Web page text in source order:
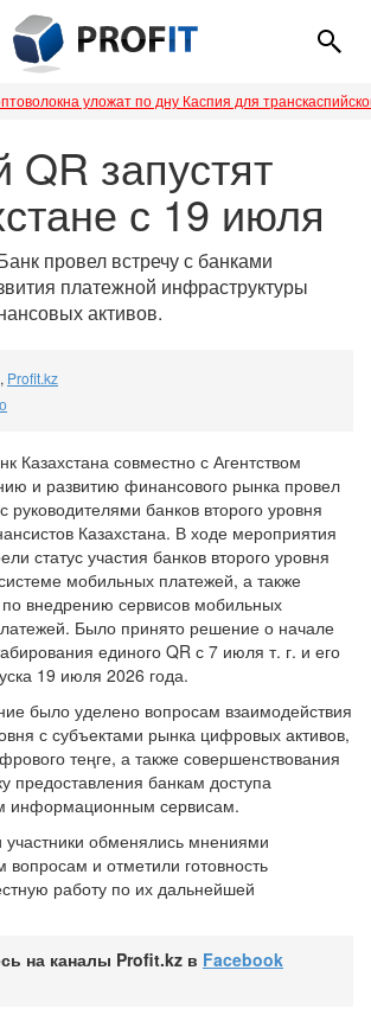
уложат по дну Каспия для
запустят
с 19 июля
провел встречу с банками
платежной инфраструктуры
активов.
, Profit.kz
Казахстана совместно с Агентством
и развитию финансового рынка провел
руководителями банков второго уровня
Казахстана. В ходе мероприятия
статус участия банков второго уровня
мобильных платежей, а также
внедрению сервисов мобильных
Было принято решение о начале
единого QR с 7 июля т. г. и его
19 июля 2026 года.
было уделено вопросам взаимодействия
с субъектами рынка цифровых активов,
теңге, а также совершенствования
предоставления банкам доступа
информационным сервисам.
участники обменялись мнениями
и отметили готовность
работу по их дальнейшей
на каналы Profit.kz в Facebook